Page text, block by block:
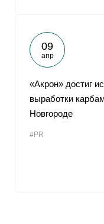
09
апр
«Акрон» достиг
выработки
Новгороде
#PR